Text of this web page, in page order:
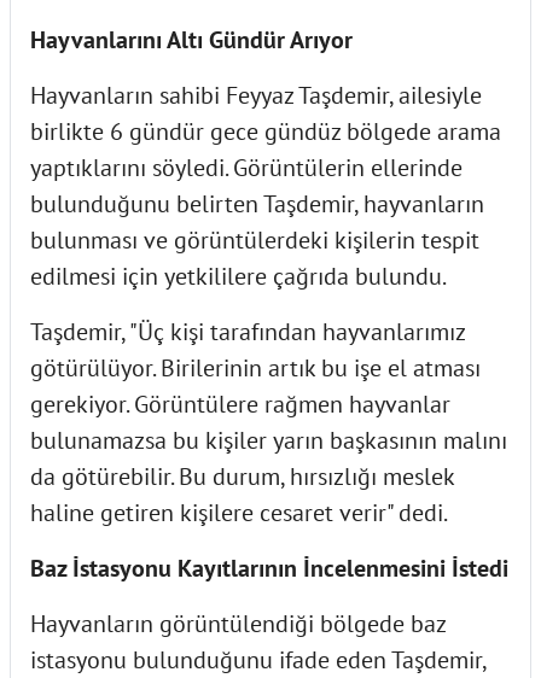
Hayvanlarını Altı Gündür Arıyor
Hayvanların sahibi Feyyaz Taşdemir, ailesiyle
birlikte 6 gündür gece gündüz bölgede arama
yaptıklarını söyledi. Görüntülerin ellerinde
bulunduğunu belirten Taşdemir, hayvanların
bulunması ve görüntülerdeki kişilerin tespit
edilmesi için yetkililere çağrıda bulundu.
Taşdemir, "Üç kişi tarafından hayvanlarımız
götürülüyor. Birilerinin artık bu işe el atması
gerekiyor. Görüntülere rağmen hayvanlar
bulunamazsa bu kişiler yarın başkasının malını
da götürebilir. Bu durum, hırsızlığı meslek
haline getiren kişilere cesaret verir" dedi.
Baz İstasyonu Kayıtlarının İncelenmesini İstedi
Hayvanların görüntülendiği bölgede baz
istasyonu bulunduğunu ifade eden Taşdemir,